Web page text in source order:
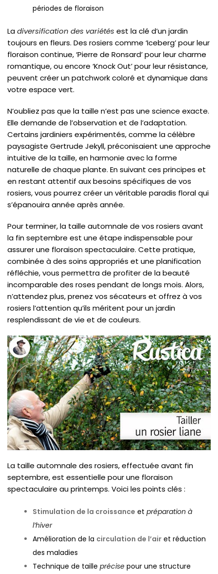
périodes de floraison
Ladiversification des variétés est la clé d’un jardin
toujours en fleurs. Des rosiers comme ‘Iceberg’ pour leur
floraison continue, ‘Pierre de Ronsard’ pour leur charme
romantique, ou encore ‘Knock Out’ pour leur résistance,
peuvent créer un patchwork coloré et dynamique dans
votre espace vert.
N’oubliez pas que la taille n’est pas une science exacte.
Elle demande de l’observation et de l’adaptation.
Certains jardiniers expérimentés, comme la célèbre
paysagiste Gertrude Jekyll, préconisaient une approche
intuitive de la taille, en harmonie avec la forme
naturelle de chaque plante. En suivant ces principes et
en restant attentif aux besoins spécifiques de vos
rosiers, vous pourrez créer un véritable paradis floral qui
s’épanouira année après année.
Pour terminer, la taille automnale de vos rosiers avant
la fin septembre est une étape indispensable pour
assurer une floraison spectaculaire. Cette pratique,
combinée à des soins appropriés et une planification
réfléchie, vous permettra de profiter de la beauté
incomparable des roses pendant de longs mois. Alors,
n’attendez plus, prenez vos sécateurs et offrez à vos
rosiers l’attention qu’ils méritent pour un jardin
resplendissant de vie et de couleurs.
La taille automnale des rosiers, effectuée avant fin
septembre, est essentielle pour une floraison
spectaculaire au printemps. Voici les points clés :
Stimulation de la croissance etpréparation à
l’hiver
Amélioration de la circulation de l’air et réduction
des maladies
Technique de tailleprécise pour une structure